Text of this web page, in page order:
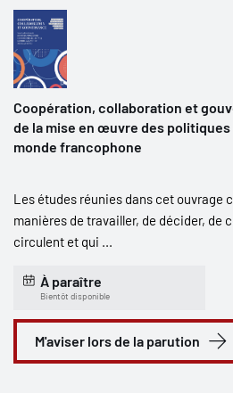
Coopération, collaboration et
de la mise en œuvre des
monde francophone
Les études réunies dans cet ouvrage
manières de travailler, de décider, de
circulent et qui ...
À paraître
Bientôt disponible
M'aviser lors de la parution